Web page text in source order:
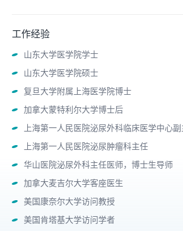
工作经验
山东大学医学院学士
山东大学医学院硕士
复旦大学附属上海医学院博士
加拿大蒙特利尔大学博士后
上海第一人民医院泌尿外科临床医学中心
上海第一人民医院泌尿肿瘤科主任
华山医院泌尿外科主任医师，博士生导师
加拿大麦吉尔大学客座医生
美国康奈尔大学访问教授
美国肯塔基大学访问学者